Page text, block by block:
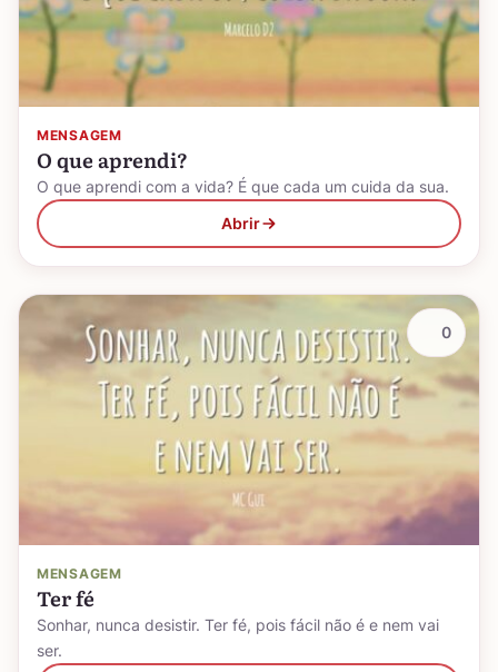
MENSAGEM
O que aprendi?
O que aprendi com a vida? É que cada um cuida da sua.
Abrir
MENSAGEM
Ter fé
Sonhar, nunca desistir. Ter fé, pois fácil não é e nem vai
ser.
0